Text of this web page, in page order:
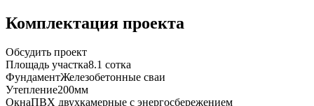
Комплектация проекта
Обсудить проект
Площадь участка8.1 coтка
ФундаментЖелезобетонные сваи
Утепление200мм
ОкнаПВХ двухкамерные с энергосбережением